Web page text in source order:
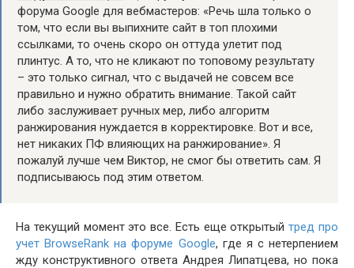
форума Google для вебмастеров: «Речь шла только о
том, что если вы выпихните сайт в топ плохими
ссылками, то очень скоро он оттуда улетит под
плинтус. А то, что не кликают по топовому результату
– это только сигнал, что с выдачей не совсем все
правильно и нужно обратить внимание. Такой сайт
либо заслуживает ручных мер, либо алгоритм
ранжирования нуждается в корректировке. Вот и все,
нет никаких ПФ влияющих на ранжирование». Я
пожалуй лучше чем Виктор, не смог бы ответить сам. Я
подписываюсь под этим ответом.
На текущий момент это все. Есть еще открытыйтред про
учет BrowseRank на форуме Google, где я с нетерпением
жду конструктивного ответа Андрея Липатцева, но пока